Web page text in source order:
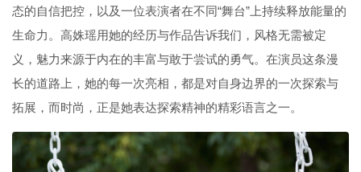
态的自信把控，以及一位表演者在不同“舞台”上持续释放能量的
生命力。高姝瑶用她的经历与作品告诉我们，风格无需被定
义，魅力来源于内在的丰富与敢于尝试的勇气。在演员这条漫
长的道路上，她的每一次亮相，都是对自身边界的一次探索与
拓展，而时尚，正是她表达探索精神的精彩语言之一。